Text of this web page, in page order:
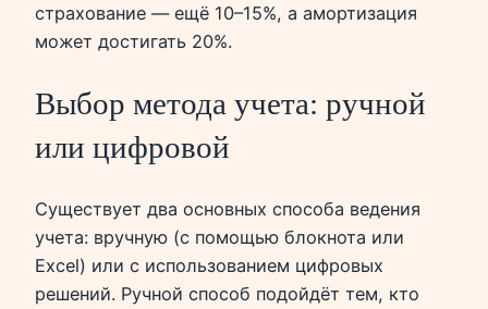
страхование — ещё 10–15%, а амортизация
может достигать 20%.
Выбор метода учета: ручной
или цифровой
Существует два основных способа ведения
учета: вручную (с помощью блокнота или
Excel) или с использованием цифровых
решений. Ручной способ подойдёт тем, кто